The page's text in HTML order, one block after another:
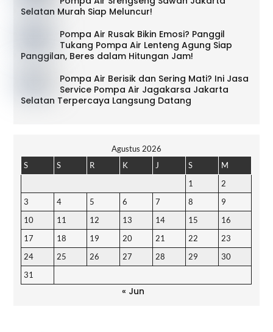
Selatan Murah Siap Meluncur!
Pompa Air Rusak Bikin Emosi? Panggil
Tukang Pompa Air Lenteng Agung Siap
Panggilan, Beres dalam Hitungan Jam!
Pompa Air Berisik dan Sering Mati? Ini Jasa
Service Pompa Air Jagakarsa Jakarta
Selatan Terpercaya Langsung Datang
Agustus 2026
S
S R K J S
M
1
2
3
4 5 6 7 8
9
10
11 12 13 14 15
16
17
18 19 20 21 22
23
24
25 26 27 28 29
30
31
« Jun